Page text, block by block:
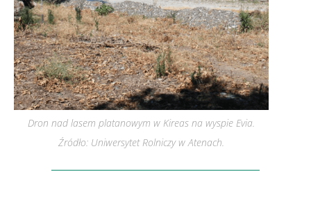
Dron nad lasem platanowym w Kireas na wyspie Evia.
Źródło: Uniwersytet Rolniczy w Atenach.